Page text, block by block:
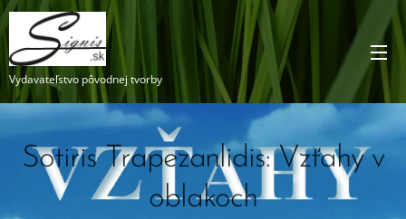
Vydavateľstvo pôvodnej tvorby
Sotiris Trapezanlidis: Vzťahy v
oblakoch